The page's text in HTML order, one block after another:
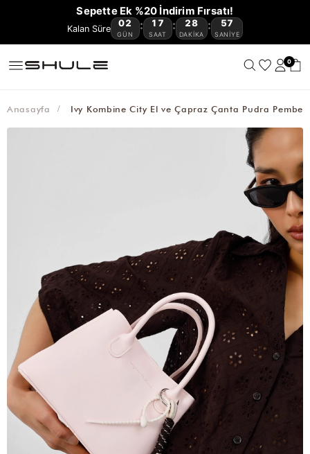
Sepette Ek %20 İndirim Fırsatı!
02
GÜN
: 17
SAAT
: 28
DAKIKA
: 57
SANIYE
0
KARTLIKLAR
AVANTAJLI
Anasayfa Ivy Kombine City El ve Çapraz Çanta Pudra Pembe